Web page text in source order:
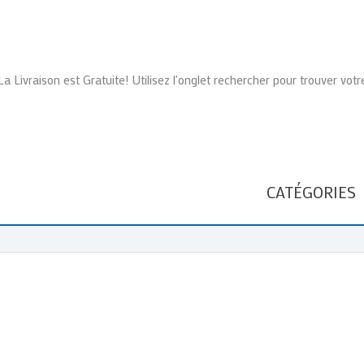
Livraison est Gratuite! Utilisez l'onglet rechercher pour trouver
CATÉGORIES